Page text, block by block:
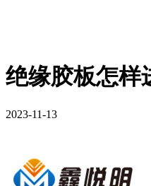
绝缘胶板怎样
2023-11-13